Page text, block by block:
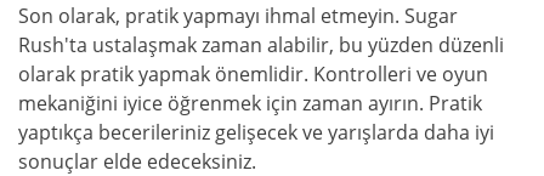
Son olarak, pratik yapmayı ihmal etmeyin. Sugar
Rush'ta ustalaşmak zaman alabilir, bu yüzden düzenli
olarak pratik yapmak önemlidir. Kontrolleri ve oyun
mekaniğini iyice öğrenmek için zaman ayırın. Pratik
yaptıkça becerileriniz gelişecek ve yarışlarda daha iyi
sonuçlar elde edeceksiniz.